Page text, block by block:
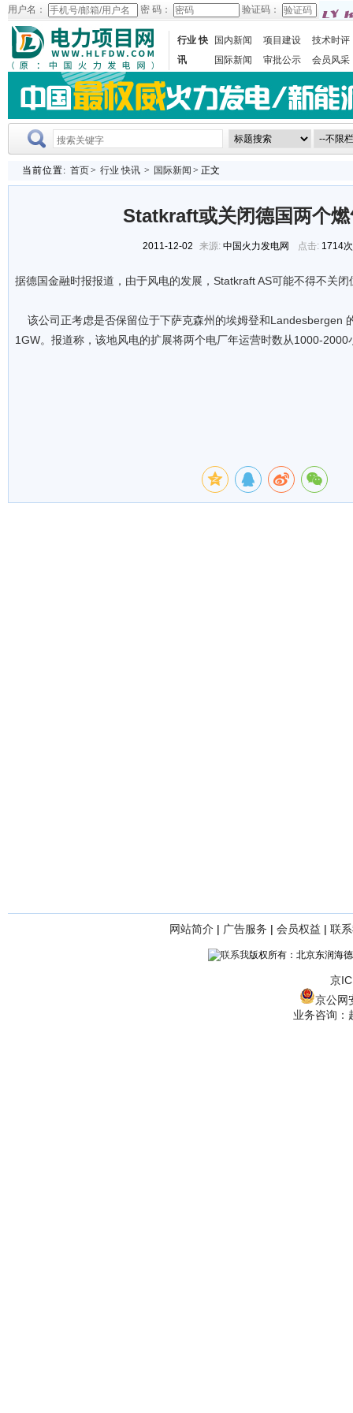
用户名： 密 码： 验证码：
行业 快
讯
国内新闻 项目建设
技术时评
国际新闻
审批公示 会员风采
当前位置: 首页> 行业 快讯 > 国际新闻 > 正文
Statkraft或关闭德国两个
2011-12-02 来源: 中国火力发电网 点击: 1714
据德国金融时报报道，由于风电的发展，Statkraft AS可能不得不关
该公司正考虑是否保留位于下萨克森州的埃姆登和Landesbergen
1GW。报道称，该地风电的扩展将两个电厂年运营时数从1000-2000
网站简介 | 广告服务 | 会员权益 | 联
版权所有：北京东润海
京
京公网
业务咨询：